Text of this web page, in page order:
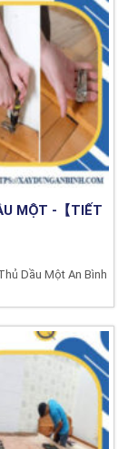
MỘT -【TIẾT
Dầu Một An Bình